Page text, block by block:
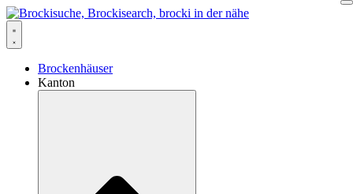
Zum
Inhalt
springen
Brockenhäuser
Kanton